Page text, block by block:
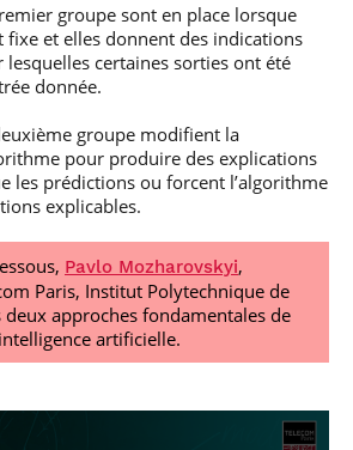
groupe sont en place lorsque
fixe et elles donnent des indications
lesquelles certaines sorties ont été
donnée.
groupe modifient la
pour produire des explications
les prédictions ou forcent l’algorithme
explicables.
Pavlo Mozharovskyi,
Paris, Institut Polytechnique de
deux approches fondamentales de
artificielle.